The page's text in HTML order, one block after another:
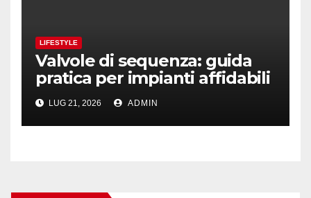
LIFESTYLE
Valvole di sequenza: guida
pratica per impianti affidabili
LUG 21, 2026 ADMIN